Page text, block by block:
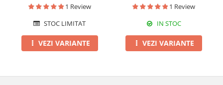
1 Review
STOC LIMITAT
VEZI VARIANTE
1 Review
IN STOC
VEZI VARIANTE